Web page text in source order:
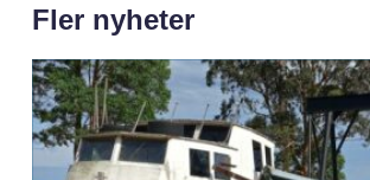
Fler nyheter